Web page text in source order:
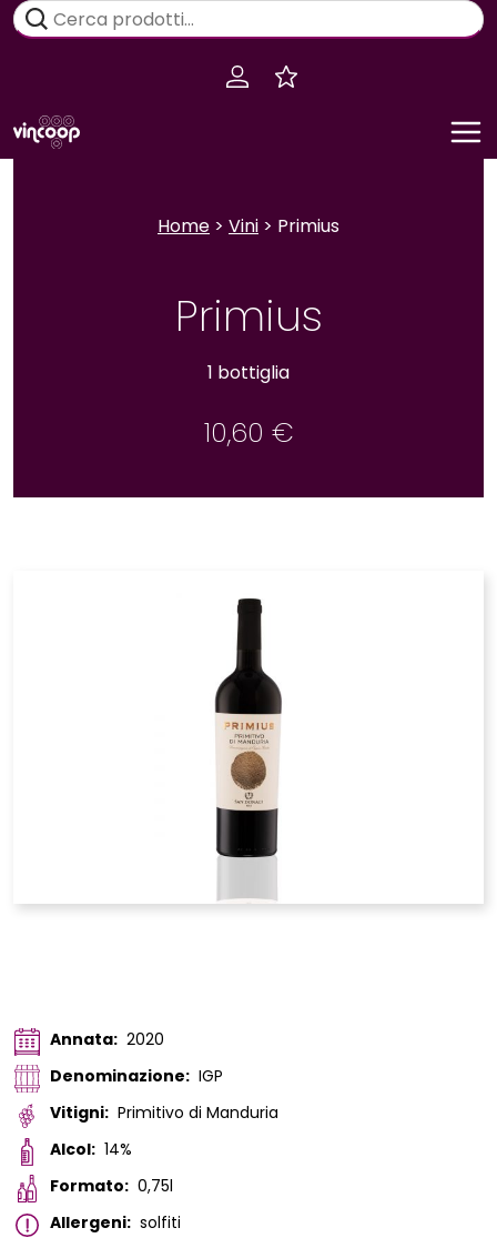
Salta
Cerca:
Home > Vini > Primius
Primius
1 bottiglia
10,60 €
Annata: 2020
Denominazione: IGP
Vitigni: Primitivo di Manduria
Alcol: 14%
Formato: 0,75l
Allergeni: solfiti